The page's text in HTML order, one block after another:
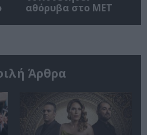
αθόρυβα στο MET
Άρθρα